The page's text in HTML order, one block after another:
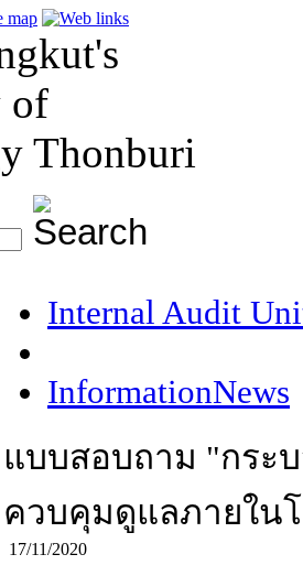
Internal Audit
InformationNews
แบบสอบถาม "กระ
ควบคุมดูแลภายใน
17/11/2020